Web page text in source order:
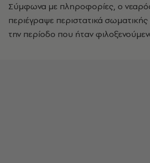
Σύμφωνα με πληροφορίες, ο
περιέγραψε περιστατικά
την περίοδο που ήταν